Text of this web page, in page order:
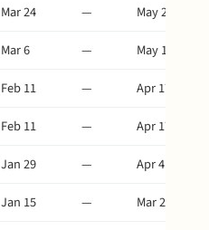
Mar 24 —
May 28
Mar 6 —
May 10
Feb 11 —
Apr 17
Feb 11 —
Apr 17
Jan 29 —
Apr 4
Jan 15 —
Mar 21